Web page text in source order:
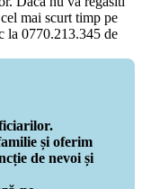
mai scurt timp pe
la 0770.213.345 de
și oferim
de nevoi și